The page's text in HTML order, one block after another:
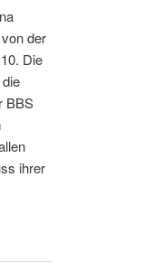
der
Die
BBS
ihrer